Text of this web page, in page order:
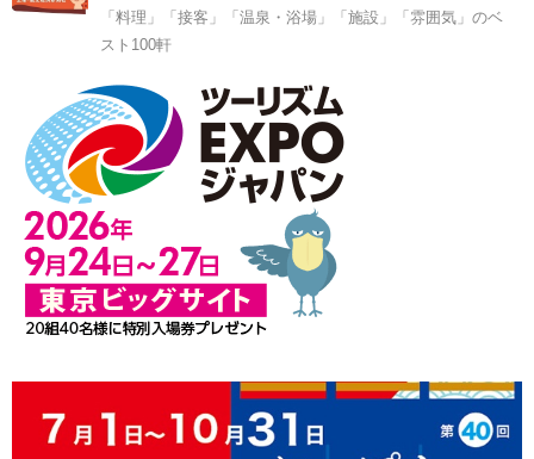
「料理」「接客」「温泉・浴場」「施設」「雰囲気」のベ
スト100軒